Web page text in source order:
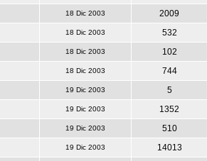
18 Dic 2003
2009
18 Dic 2003
532
18 Dic 2003
102
18 Dic 2003
744
19 Dic 2003
5
19 Dic 2003
1352
19 Dic 2003
510
19 Dic 2003
14013